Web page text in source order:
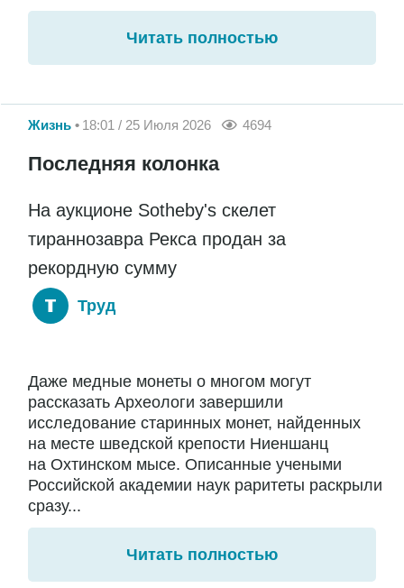
Читать полностью
Жизнь 18:01 / 25 Июля 2026 4694
Последняя колонка
На аукционе Sotheby's скелет
тираннозавра Рекса продан за
рекордную сумму
Труд
Даже медные монеты о многом могут
рассказать Археологи завершили
исследование старинных монет, найденных
на месте шведской крепости Ниеншанц
на Охтинском мысе. Описанные учеными
Российской академии наук раритеты раскрыли
сразу...
Читать полностью